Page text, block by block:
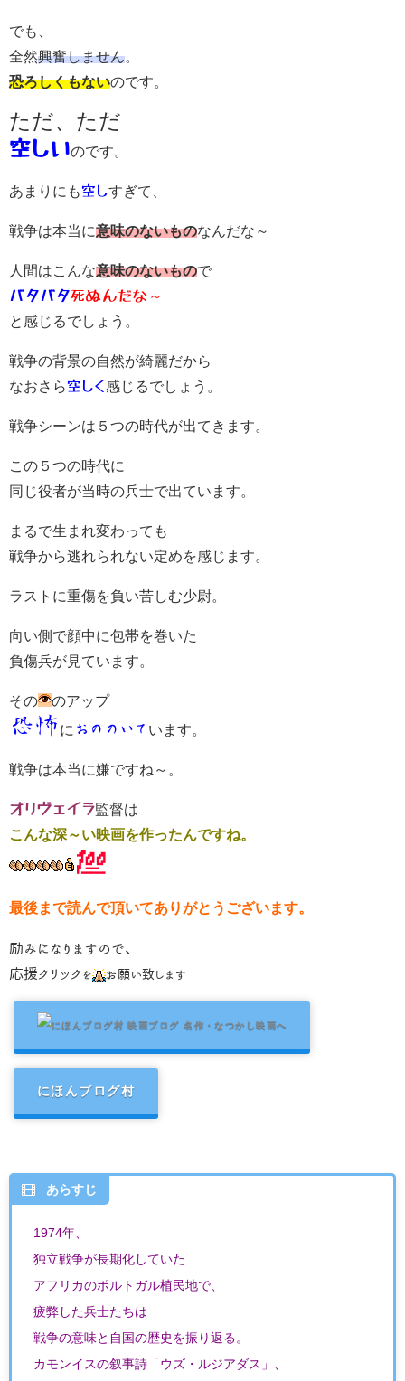
でも、
全然興奮しません。
恐ろしくもないのです。
ただ、ただ
空しいのです。
あまりにも空しすぎて、
戦争は本当に意味のないものなんだな～
人間はこんな意味のないもので
バタバタ死ぬんだな ～
と感じるでしょう。
戦争の背景の自然が綺麗だから
なおさら空しく感じるでしょう。
戦争シーンは５つの時代が出てきます。
この５つの時代に
同じ役者が当時の兵士で出ています。
まるで生まれ変わっても
戦争から逃れられない定めを感じます。
ラストに重傷を負い苦しむ少尉。
向い側で顔中に包帯を巻いた
負傷兵が見ています。
その のアップ
恐怖に おののいて います。
戦争は本当に嫌ですね～。
オリヴェイラ監督は
こんな深～い映画を作ったんですね。
最後まで読んで頂いてありがとうございます。
励みになりますので、
応援クリック を お願い致します
にほんブログ村
あらすじ
1974年、
独立戦争が長期化していた
アフリカのポルトガル植民地で、
疲弊した兵士たちは
戦争の意味と自国の歴史を振り返る。
カモンイスの叙事詩「ウズ・ルジアダス」、